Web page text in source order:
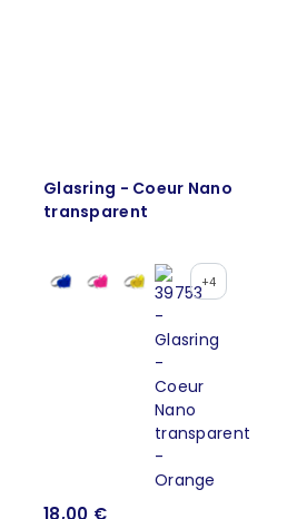
Glasring - Coeur Nano
transparent
+4
18,00 €